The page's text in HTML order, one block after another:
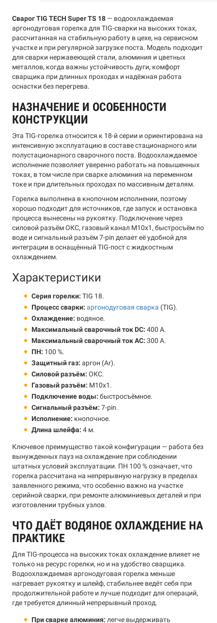
Сварог TIG TECH Super TS 18 — водоохлаждаемая
аргонодуговая горелка для TIG-сварки на высоких токах,
рассчитанная на стабильную работу в цехе, на сервисном
участке и при регулярной загрузке поста. Модель подходит
для сварки нержавеющей стали, алюминия и цветных
металлов, когда важны устойчивость дуги, комфорт
сварщика при длинных проходах и надёжная работа
оснастки без перегрева.
НАЗНАЧЕНИЕ И ОСОБЕННОСТИ
КОНСТРУКЦИИ
Эта TIG-горелка относится к 18-й серии и ориентирована на
интенсивную эксплуатацию в составе стационарного или
полустационарного сварочного поста. Водоохлаждаемое
исполнение позволяет уверенно работать на повышенных
токах, в том числе при сварке алюминия на переменном
токе и при длительных проходах по массивным деталям.
Горелка выполнена в кнопочном исполнении, поэтому
хорошо подходит для источников, где запуск и остановка
процесса вынесены на рукоятку. Подключение через
силовой разъём ОКС, газовый канал M10x1, быстросъём по
воде и сигнальный разъём 7-pin делает её удобной для
интеграции в оснащённый TIG-пост с жидкостным
охлаждением.
Характеристики
Серия горелки: TIG 18.
Процесс сварки: аргонодуговая сварка (TIG).
Охлаждение: водяное.
Максимальный сварочный ток DC: 400 А.
Максимальный сварочный ток AC: 300 А.
ПН: 100 %.
Защитный газ: аргон (Ar).
Силовой разъём: ОКС.
Газовый разъём: M10x1.
Подключение воды: быстросъёмное.
Сигнальный разъём: 7-pin.
Исполнение: кнопочное.
Длина шлейфа: 4 м.
Ключевое преимущество такой конфигурации — работа без
вынужденных пауз на охлаждение при соблюдении
штатных условий эксплуатации. ПН 100 % означает, что
горелка рассчитана на непрерывную нагрузку в пределах
заявленного режима, что особенно важно на участке
серийной сварки, при ремонте алюминиевых деталей и при
изготовлении трубных узлов.
ЧТО ДАЁТ ВОДЯНОЕ ОХЛАЖДЕНИЕ НА
ПРАКТИКЕ
Для TIG-процесса на высоких токах охлаждение влияет не
только на ресурс горелки, но и на удобство сварщика.
Водоохлаждаемая аргонодуговая горелка меньше
нагревает рукоятку и шлейф, стабильнее ведёт себя при
продолжительной работе и лучше подходит для операций,
где требуется длинный непрерывный проход.
При сварке алюминия: легче выдерживать